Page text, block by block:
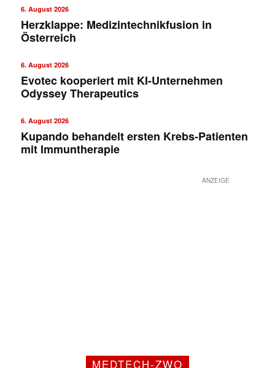
6. August 2026
Herzklappe: Medizintechnikfusion in
Österreich
6. August 2026
Evotec kooperiert mit KI-Unternehmen
Odyssey Therapeutics
6. August 2026
Kupando behandelt ersten Krebs-Patienten
mit Immuntherapie
ANZEIGE
MEDTECH-ZWO